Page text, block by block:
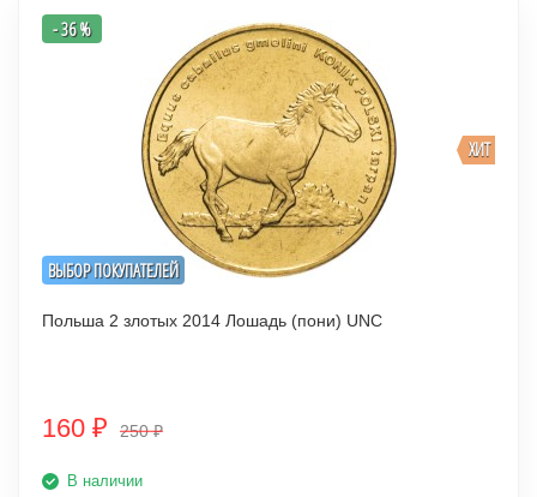
ВЫБОР ПОКУПАТЕЛЕЙ
ХИТ
- 36 %
Польша 2 злотых 2014 Лошадь (пони) UNC
160 ₽ 250₽
В наличии